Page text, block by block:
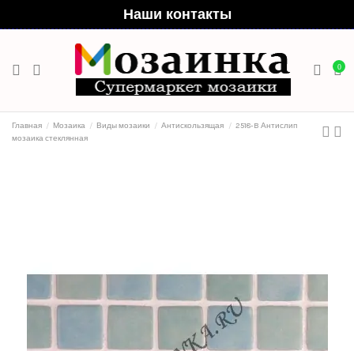
Наши контакты
0
Главная Мозаика Виды мозаики Антискользящая
2518-B Антислип
мозаика стеклянная